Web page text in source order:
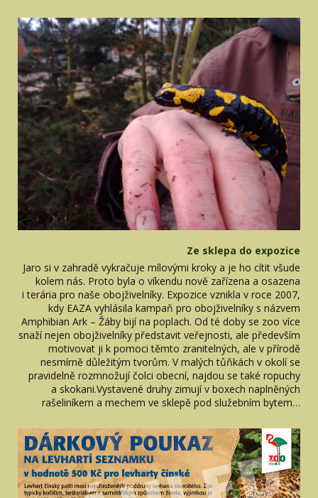
Ze sklepa do expozice
Jaro si v zahradě vykračuje mílovými kroky a je ho cítit všude
kolem nás. Proto byla o víkendu nově zařízena a osazena
i terária pro naše obojživelníky. Expozice vznikla v roce 2007,
kdy EAZA vyhlásila kampaň pro obojživelníky s názvem
Amphibian Ark – Žáby bijí na poplach. Od té doby se zoo více
snaží nejen obojživelníky představit veřejnosti, ale především
motivovat ji k pomoci těmto zranitelných, ale v přírodě
nesmírně důležitým tvorům. V malých tůňkách v okolí se
pravidelně rozmnožují čolci obecní, najdou se také ropuchy
a skokani.Vystavené druhy zimují v boxech naplněných
rašeliníkem a mechem ve sklepě pod služebním bytem…